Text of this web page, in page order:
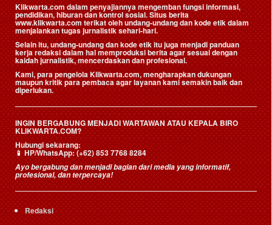
Klikwarta.com dalam penyajiannya mengemban fungsi informasi,
pendidikan, hiburan dan kontrol sosial. Situs berita
www.klikwarta.com terikat oleh undang-undang dan kode etik dalam
menjalankan tugas jurnalistik sehari-hari.
Selain itu, undang-undang dan kode etik itu juga menjadi panduan
kerja redaksi dalam hal memproduksi berita agar sesuai dengan
kaidah jurnalistik, mencerdaskan dan profesional.
Kami, para pengelola Klikwarta.com, mengharapkan dukungan
maupun kritik para pembaca agar layanan kami semakin baik dan
diperlukan.
INGIN BERGABUNG MENJADI WARTAWAN ATAU KEPALA BIRO
KLIKWARTA.COM?
Hubungi sekarang:
📱HP/WhatsApp:(+62) 853 7768 8284
Ayo bergabung dan menjadi bagian dari media yang informatif,
profesional, dan terpercaya!
Redaksi